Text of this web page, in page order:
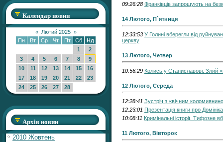
Календар новин
« Лютий 2025 »
Пн
Вт Ср Чт Пт Сб
Нд
1
2
3
4 5 6 7 8
9
10
11 12 13 14 15
16
17
18 19 20 21 22
23
24
25 26 27 28
Архів новин
2010 Жовтень
09:26:28 Франківців запрошують на
14 Лютого, П`ятниця
12:33:53 У Голині вберегли від
церкву
13 Лютого, Четвер
10:56:29 Колись у Станиславові. Злий
12 Лютого, Середа
12:28:41 Зустріч з «вічним
12:23:01 Презентація книги про
10:08:11 Кримінальні історії. Тифозне
11 Лютого, Вівторок